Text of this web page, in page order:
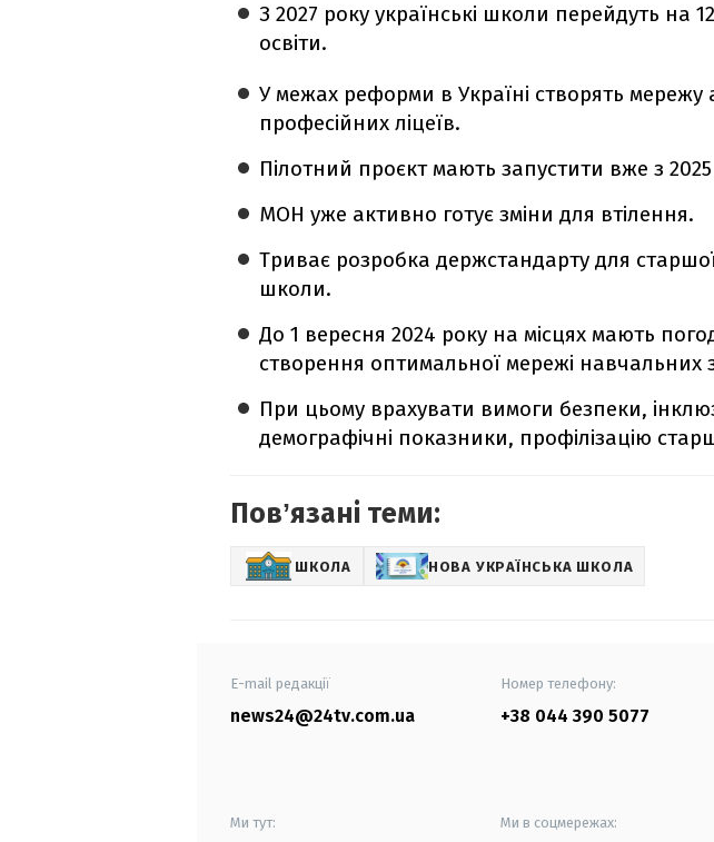
З 2027 року українські школи перейдуть на
освіти.
У межах реформи в Україні створять мережу
професійних ліцеїв.
Пілотний проєкт мають запустити вже з
МОН уже активно готує зміни для втілення.
Триває розробка держстандарту для
школи.
До 1 вересня 2024 року на місцях мають
створення оптимальної мережі навчальних
При цьому врахувати вимоги безпеки,
демографічні показники, профілізацію
Повʼязані теми:
ШКОЛА НОВА УКРАЇНСЬКА ШКОЛА
E-mail редакції
news24@24tv.com.ua
Номер телефону:
+38 044 390 5077
Ми тут: Ми в соцмережах: